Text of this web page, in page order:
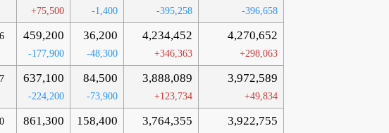
+75,500 -1,400 -395,258 -396,658
459,200
-177,900
36,200
-48,300
4,234,452
+346,363
4,270,652
+298,063
637,100
-224,200
84,500
-73,900
3,888,089
+123,734
3,972,589
+49,834
861,300 158,400 3,764,355 3,922,755